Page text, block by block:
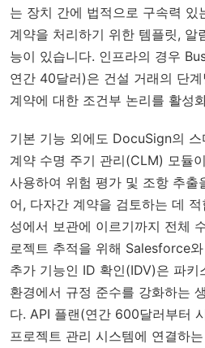
는 장치 간에 법적으로 구속력 있
계약을 처리하기 위한 템플릿, 알
능이 있습니다. 인프라의 경우
연간 40달러)은 건설 거래의 단
계약에 대한 조건부 논리를 활성
기본 기능 외에도 DocuSign의
계약 수명 주기 관리(CLM) 모듈
사용하여 위험 평가 및 조항 추출
어, 다자간 계약을 검토하는 데
성에서 보관에 이르기까지 전체
로젝트 추적을 위해 Salesforce
추가 기능인 ID 확인(IDV)은 파
환경에서 규정 준수를 강화하는
다. API 플랜(연간 600달러부터
프로젝트 관리 시스템에 연결하